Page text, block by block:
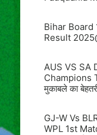
Bihar Board
Result
AUS VS SA
Champions
मुकाबले का
GJ-W Vs
WPL 1st